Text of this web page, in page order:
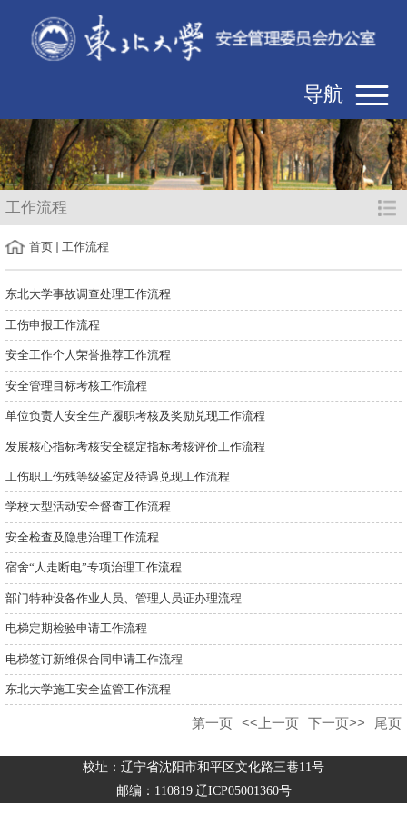
导航
工作流程
首页 工作流程
东北大学事故调查处理工作流程
工伤申报工作流程
安全工作个人荣誉推荐工作流程
安全管理目标考核工作流程
单位负责人安全生产履职考核及奖励兑现工作流程
发展核心指标考核安全稳定指标考核评价工作流程
工伤职工伤残等级鉴定及待遇兑现工作流程
学校大型活动安全督查工作流程
安全检查及隐患治理工作流程
宿舍“人走断电”专项治理工作流程
部门特种设备作业人员、管理人员证办理流程
电梯定期检验申请工作流程
电梯签订新维保合同申请工作流程
东北大学施工安全监管工作流程
第一页 <<上一页 下一页>> 尾页
校址：辽宁省沈阳市和平区文化路三巷11号
邮编：110819|辽ICP05001360号